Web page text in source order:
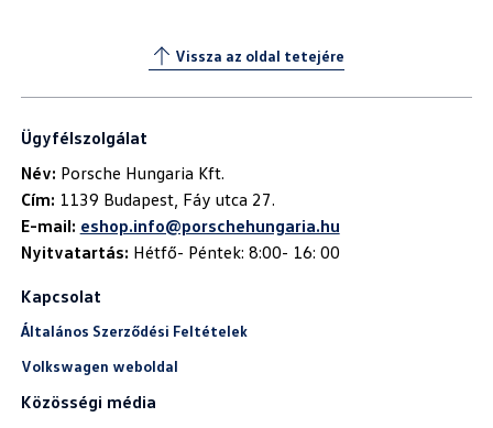
Vissza az oldal tetejére
Ügyfélszolgálat
Név:
Cím:
E-mail: eshop.info@porschehungaria.hu
Nyitvatartás: Hétfő- Péntek: 8:00- 16: 00
Kapcsolat
Általános Szerződési Feltételek
Volkswagen weboldal
Közösségi média